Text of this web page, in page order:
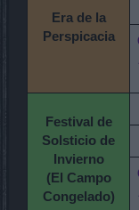
Era de la
Perspicacia
Festival de
Solsticio de
Invierno
(El Campo
Congelado)